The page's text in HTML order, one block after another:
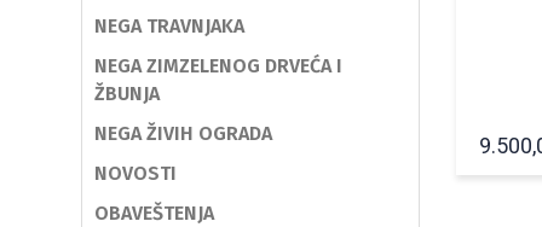
NEGA TRAVNJAKA
NEGA ZIMZELENOG DRVEĆA I
ŽBUNJA
NEGA ŽIVIH OGRADA
NOVOSTI
OBAVEŠTENJA